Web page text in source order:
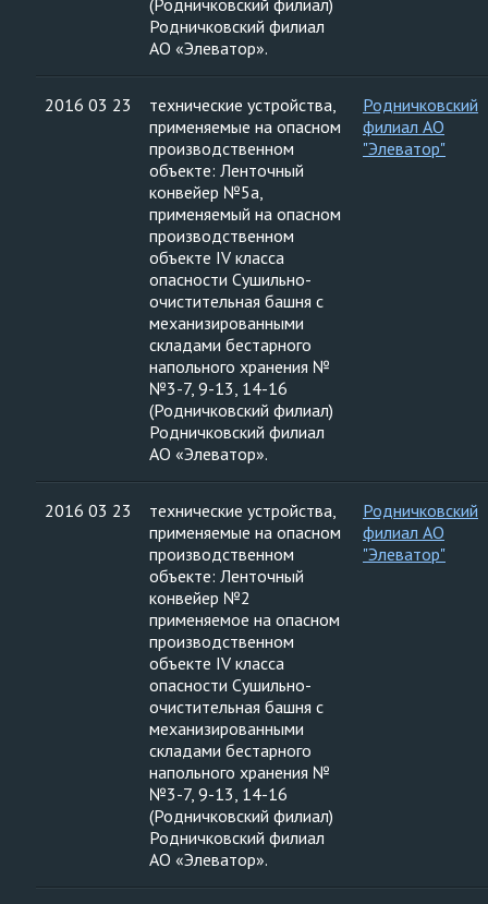
(Родничковский филиал)
Родничковский филиал
АО «Элеватор».
2016 03 23
технические устройства,
применяемые на опасном
производственном
объекте: Ленточный
конвейер №5а,
применяемый на опасном
производственном
объекте IV класса
опасности Сушильно-
очистительная башня с
механизированными
складами бестарного
напольного хранения №
№3-7, 9-13, 14-16
(Родничковский филиал)
Родничковский филиал
АО «Элеватор».
Родничковский
филиал АО
"Элеватор"
2016 03 23
технические устройства,
применяемые на опасном
производственном
объекте: Ленточный
конвейер №2
применяемое на опасном
производственном
объекте IV класса
опасности Сушильно-
очистительная башня с
механизированными
складами бестарного
напольного хранения №
№3-7, 9-13, 14-16
(Родничковский филиал)
Родничковский филиал
АО «Элеватор».
Родничковский
филиал АО
"Элеватор"